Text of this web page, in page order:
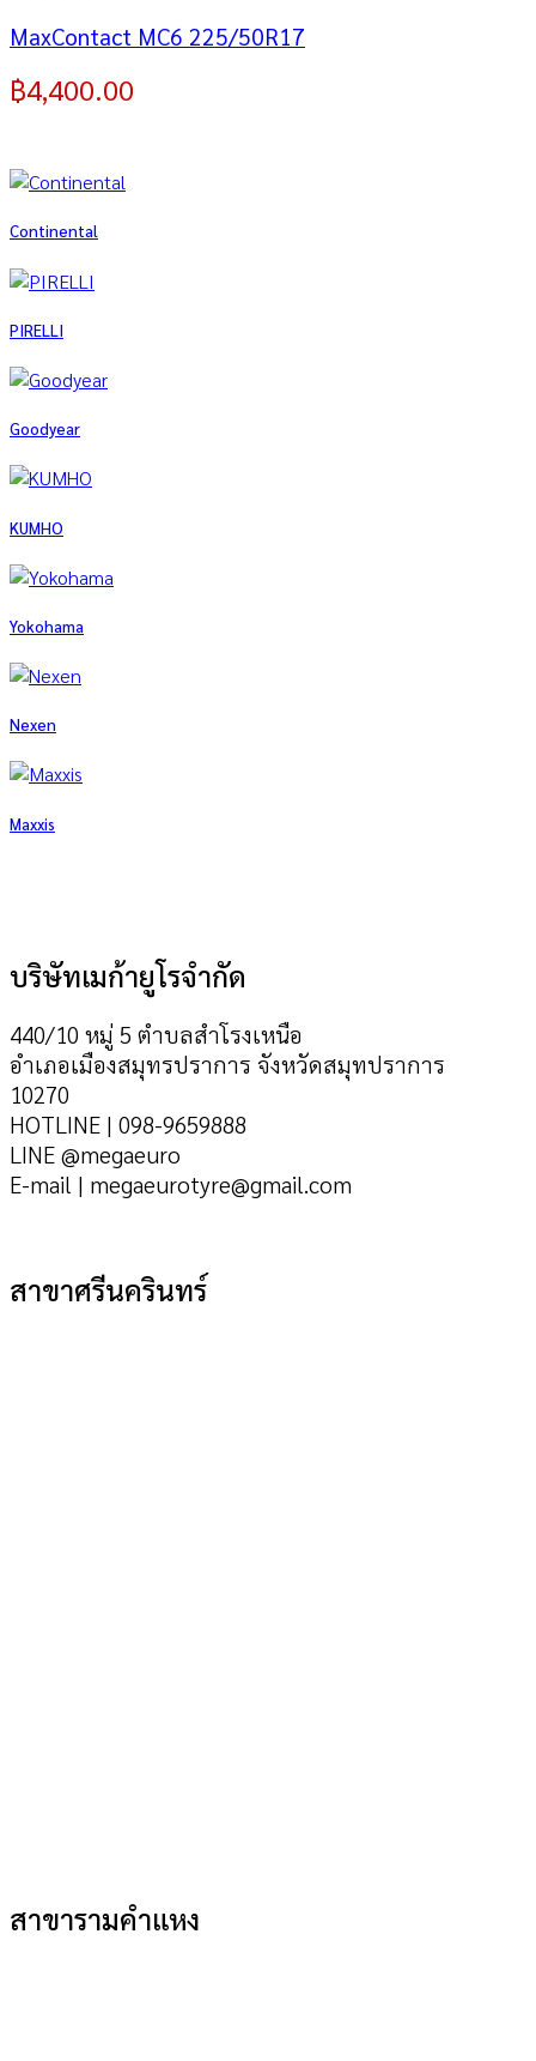
MaxContact MC6 225/50R17
฿4,400.00
Continental
PIRELLI
Goodyear
KUMHO
Yokohama
Nexen
Maxxis
บริษัทเมก้ายูโรจำกัด
440/10 หมู่ 5 ตำบลสำโรงเหนือ
อำเภอเมืองสมุทรปราการ จังหวัดสมุทปราการ
10270
HOTLINE | 098-9659888
LINE @megaeuro
E-mail | megaeurotyre@gmail.com
สาขาศรีนครินทร์
สาขารามคำแหง